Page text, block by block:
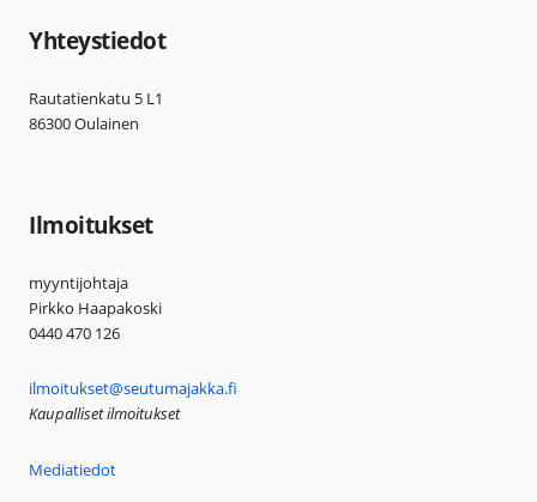
Yhteystiedot
Rautatienkatu 5 L1
86300 Oulainen
Ilmoitukset
myyntijohtaja
Pirkko Haapakoski
0440 470 126
ilmoitukset@seutumajakka.fi
Kaupalliset ilmoitukset
Mediatiedot